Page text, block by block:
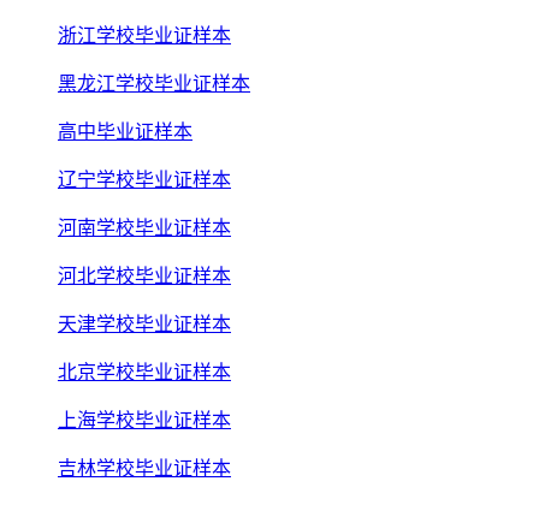
浙江学校毕业证样本
黑龙江学校毕业证样本
高中毕业证样本
辽宁学校毕业证样本
河南学校毕业证样本
河北学校毕业证样本
天津学校毕业证样本
北京学校毕业证样本
上海学校毕业证样本
吉林学校毕业证样本